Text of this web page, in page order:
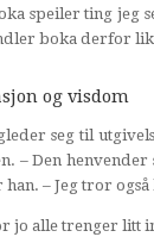
speiler ting jeg
boka derfor
og visdom
seg til
– Den
– Jeg tror også
jo alle trenger litt